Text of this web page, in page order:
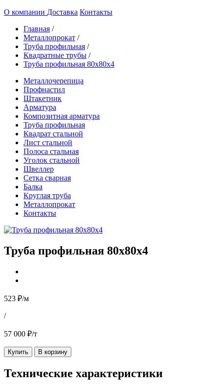
О компании Доставка Контакты
Главная /
Металлопрокат /
Труба профильная /
Квадратные трубы /
Труба профильная 80х80х4
Металлочерепица
Профнастил
Штакетник
Арматура
Композитная арматура
Труба профильная
Квадрат стальной
Лист стальной
Полоса стальная
Уголок стальной
Швеллер
Сетка сварная
Балка
Круглая труба
Металлопрокат
Контакты
Труба профильная 80х80х4
523 ₽/м
/
57 000 ₽/т
Купить В корзину
Технические характеристики